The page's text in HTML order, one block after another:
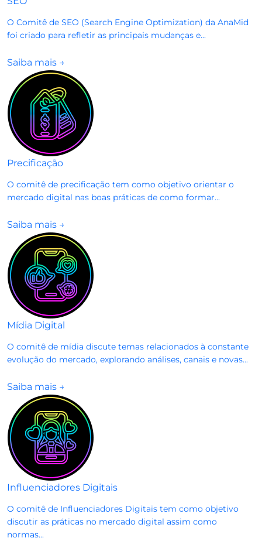
O Comitê de SEO (Search Engine Optimization) da AnaMid
foi criado para refletir as principais mudanças e...
Saiba mais →
Precificação
O comitê de precificação tem como objetivo orientar o
mercado digital nas boas práticas de como formar...
Saiba mais →
Mídia Digital
O comitê de mídia discute temas relacionados à constante
evolução do mercado, explorando análises, canais e novas...
Saiba mais →
Influenciadores Digitais
O comitê de Influenciadores Digitais tem como objetivo
discutir as práticas no mercado digital assim como
normas...